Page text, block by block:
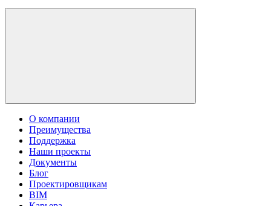
О компании
Преимущества
Поддержка
Наши проекты
Документы
Блог
Проектировщикам
BIM